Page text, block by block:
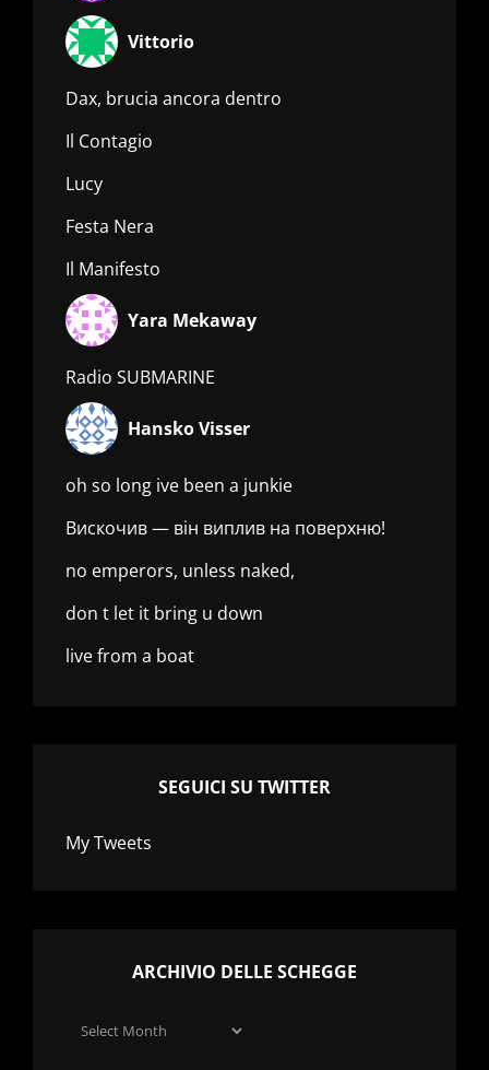
Vittorio
Dax, brucia ancora dentro
Il Contagio
Lucy
Festa Nera
Il Manifesto
Yara Mekaway
Radio SUBMARINE
Hansko Visser
oh so long ive been a junkie
Вискочив — він виплив на поверхню!
no emperors, unless naked,
don t let it bring u down
live from a boat
SEGUICI SU TWITTER
My Tweets
ARCHIVIO DELLE SCHEGGE
Archivio